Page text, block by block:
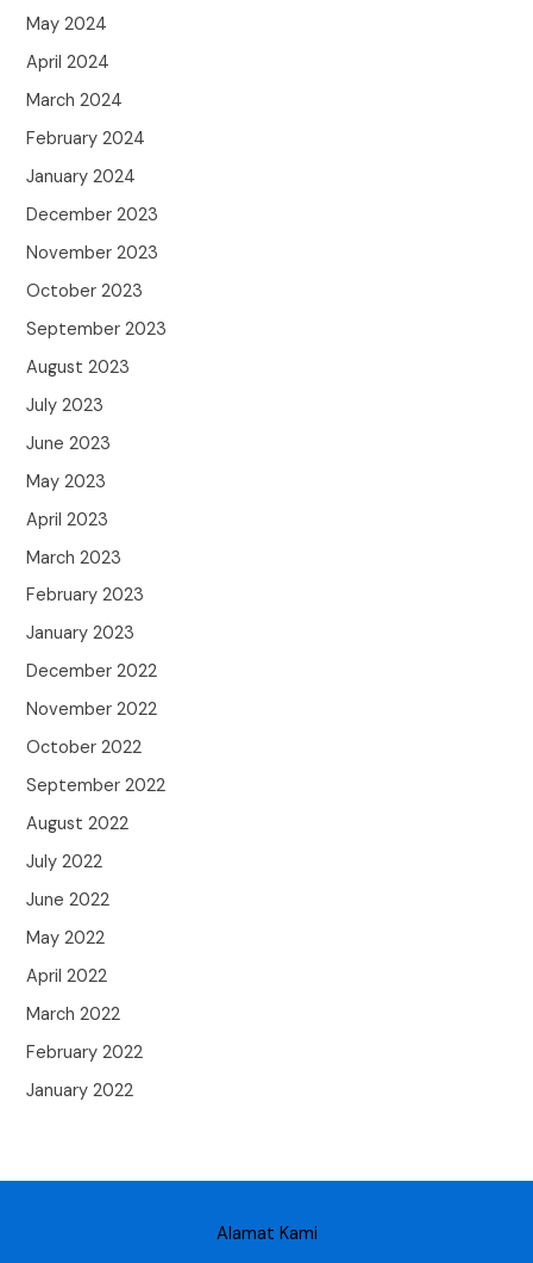
May 2024
April 2024
March 2024
February 2024
January 2024
December 2023
November 2023
October 2023
September 2023
August 2023
July 2023
June 2023
May 2023
April 2023
March 2023
February 2023
January 2023
December 2022
November 2022
October 2022
September 2022
August 2022
July 2022
June 2022
May 2022
April 2022
March 2022
February 2022
January 2022
Alamat Kami